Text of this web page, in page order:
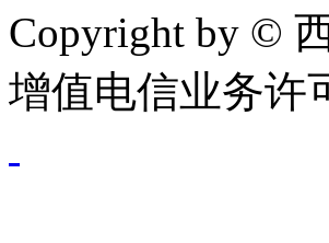
Copyright by ©
增值电信业务许